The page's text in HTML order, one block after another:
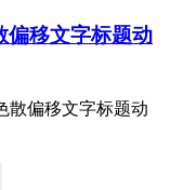
偏移文字标题动
散偏移文字标题动